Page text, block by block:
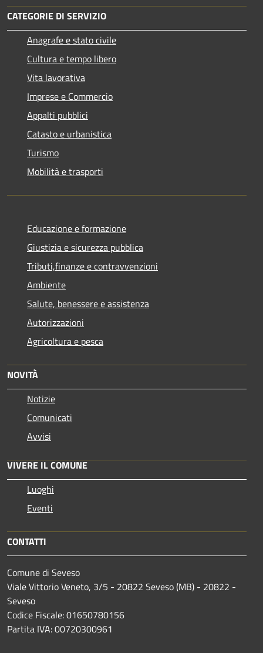
CATEGORIE DI SERVIZIO
Anagrafe e stato civile
Cultura e tempo libero
Vita lavorativa
Imprese e Commercio
Appalti pubblici
Catasto e urbanistica
Turismo
Mobilità e trasporti
Educazione e formazione
Giustizia e sicurezza pubblica
Tributi,finanze e contravvenzioni
Ambiente
Salute, benessere e assistenza
Autorizzazioni
Agricoltura e pesca
NOVITÀ
Notizie
Comunicati
Avvisi
VIVERE IL COMUNE
Luoghi
Eventi
CONTATTI
Comune di Seveso
Viale Vittorio Veneto, 3/5 - 20822 Seveso (MB) - 20822 -
Seveso
Codice Fiscale: 01650780156
Partita IVA: 00720300961